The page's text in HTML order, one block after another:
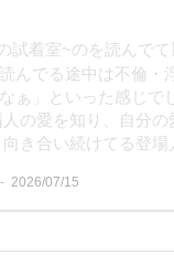
の試着室~のを読んで
読んでる途中は不倫
ぁ」といった感じ
の愛を知り、自分
き合い続けてる登場
2026/07/15